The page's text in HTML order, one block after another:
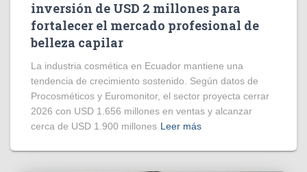
inversión de USD 2 millones para
fortalecer el mercado profesional de
belleza capilar
La industria cosmética en Ecuador mantiene una
tendencia de crecimiento sostenido. Según datos de
Procosméticos y Euromonitor, el sector proyecta cerrar
2026 con USD 1.656 millones en ventas y alcanzar
cerca de USD 1.900 millones Leer más